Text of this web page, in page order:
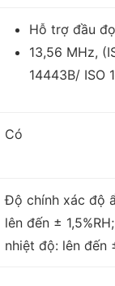
Hỗ trợ đầu
13,56 MHz,
14443B/ ISO
Có
Độ chính xác độ
lên đến ±
nhiệt độ: lên đến